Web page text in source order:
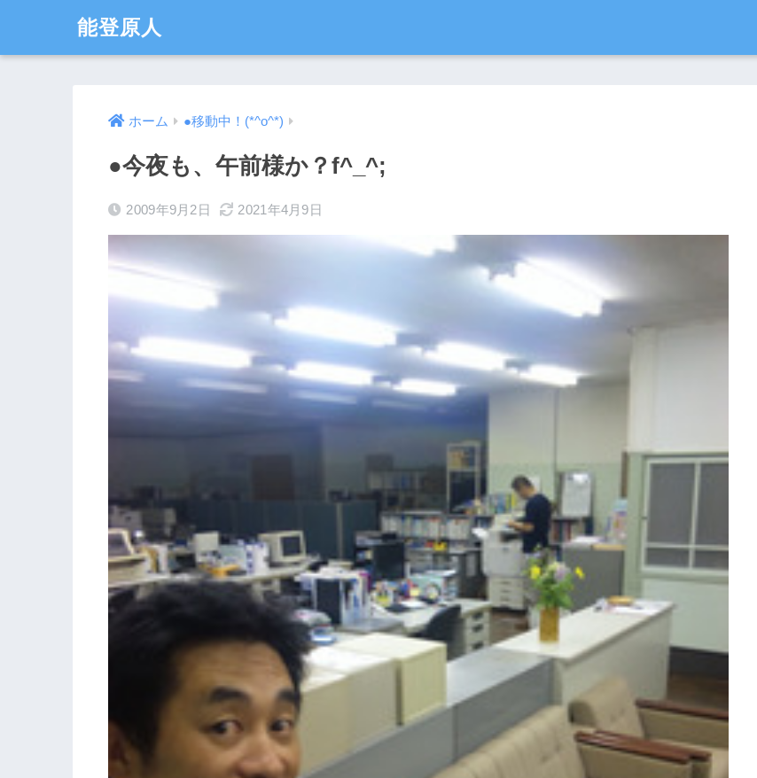
能登原人
ホーム ●移動中！(*^o^*)
●今夜も、午前様か？f^_^;
2009年9月2日 2021年4月9日